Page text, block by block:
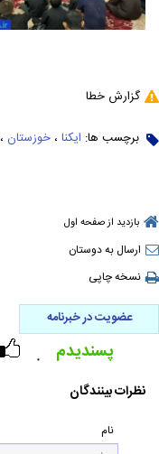
گزارش خطا
برچسب ها: ایکنا ، خوزستان ،
بازدید از صفحه اول
ارسال به دوستان
نسخه چاپی
عضویت در خبرنامه
۰ پسندیدم
نظرات بینندگان
نام